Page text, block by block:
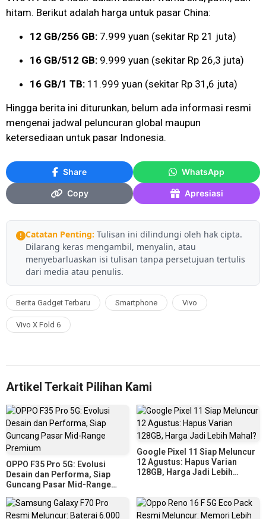
hitam. Berikut adalah harga untuk pasar China:
12 GB/256 GB: 7.999 yuan (sekitar Rp 21 juta)
16 GB/512 GB: 9.999 yuan (sekitar Rp 26,3 juta)
16 GB/1 TB: 11.999 yuan (sekitar Rp 31,6 juta)
Hingga berita ini diturunkan, belum ada informasi resmi
mengenai jadwal peluncuran global maupun
ketersediaan untuk pasar Indonesia.
Share WhatsApp
Copy Apresiasi
Catatan Penting: Tulisan ini dilindungi oleh hak cipta.
Dilarang keras mengambil, menyalin, atau
menyebarluaskan isi tulisan tanpa persetujuan tertulis
dari media atau penulis.
Berita Gadget Terbaru Smartphone Vivo
Vivo X Fold 6
Artikel Terkait Pilihan Kami
OPPO F35 Pro 5G: Evolusi
Desain dan Performa, Siap
Guncang Pasar Mid-Range
Google Pixel 11 Siap Meluncur
12 Agustus: Hapus Varian
128GB, Harga Jadi Lebih